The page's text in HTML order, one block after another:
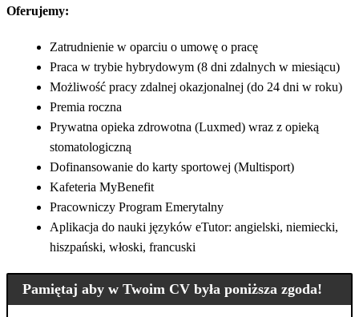
Oferujemy:
Zatrudnienie w oparciu o umowę o pracę
Praca w trybie hybrydowym (8 dni zdalnych w miesiącu)
Możliwość pracy zdalnej okazjonalnej (do 24 dni w roku)
Premia roczna
Prywatna opieka zdrowotna (Luxmed) wraz z opieką
stomatologiczną
Dofinansowanie do karty sportowej (Multisport)
Kafeteria MyBenefit
Pracowniczy Program Emerytalny
Aplikacja do nauki języków eTutor: angielski, niemiecki,
hiszpański, włoski, francuski
Pamiętaj aby w Twoim CV była poniższa zgoda!